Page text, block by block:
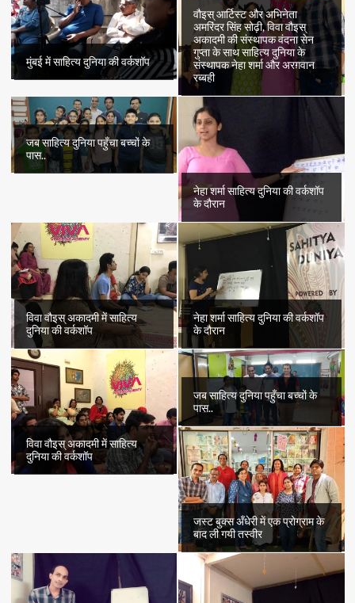
मुंबई में साहित्य दुनिया की वर्कशॉप
वौइस् आर्टिस्ट और अभिनेता
अमरिंदर सिंह सोढ़ी, विवा वौइस्
अकादमी की संस्थापक वंदना सेन
गुप्ता के साथ साहित्य दुनिया के
संस्थापक नेहा शर्मा और अरग़वान
रब्बही
जब साहित्य दुनिया पहुँचा बच्चों के
पास..
नेहा शर्मा साहित्य दुनिया की वर्कशॉप
के दौरान
विवा वौइस् अकादमी में साहित्य
दुनिया की वर्कशॉप
नेहा शर्मा साहित्य दुनिया की वर्कशॉप
के दौरान
विवा वौइस् अकादमी में साहित्य
दुनिया की वर्कशॉप
जब साहित्य दुनिया पहुँचा बच्चों के
पास..
जस्ट बुक्स अँधेरी में एक प्रोग्राम के
बाद ली गयी तस्वीर